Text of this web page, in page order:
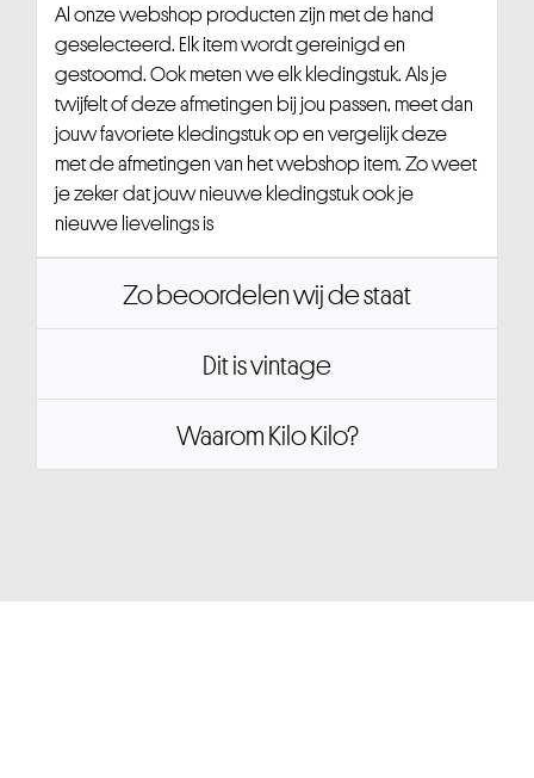
Al onze webshop producten zijn met de hand
geselecteerd. Elk item wordt gereinigd en
gestoomd. Ook meten we elk kledingstuk. Als je
twijfelt of deze afmetingen bij jou passen, meet dan
jouw favoriete kledingstuk op en vergelijk deze
met de afmetingen van het webshop item. Zo weet
je zeker dat jouw nieuwe kledingstuk ook je
nieuwe lievelings is
Zo beoordelen wij de staat
Dit is vintage
Waarom Kilo Kilo?